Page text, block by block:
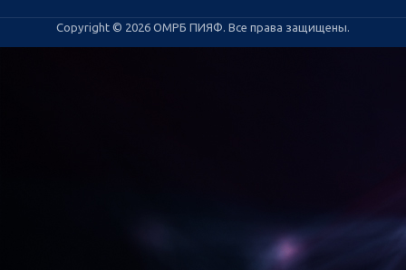
Copyright © 2026 ОМРБ ПИЯФ. Все права защищены.